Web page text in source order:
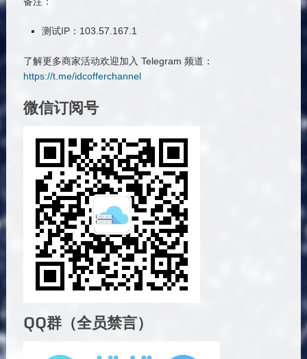
测试IP：103.57.167.1
了解更多商家活动欢迎加入 Telegram 频道：
https://t.me/idcofferchannel
微信订阅号
QQ群（全员禁言）